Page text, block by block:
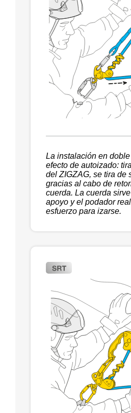
La instalación en
efecto de autoizado:
del ZIGZAG, se tira de
gracias al cabo de
cuerda. La cuerda
apoyo y el podador
esfuerzo para izarse.